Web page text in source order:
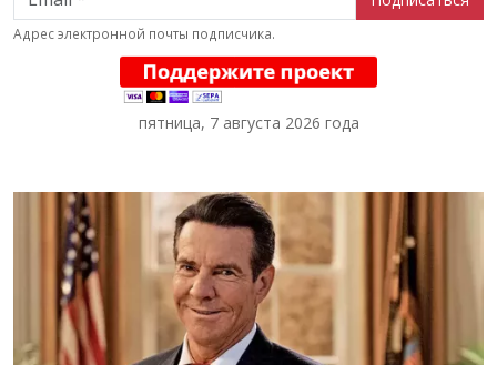
Адрес электронной почты подписчика.
пятница, 7 августа 2026 года